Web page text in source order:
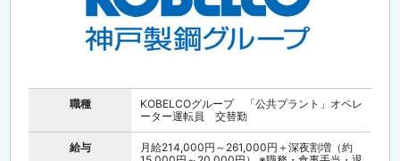
職種
KOBELCOグループ 「公共プラント」オペレ
ーター運転員 交替勤
給与
月給214,000円～261,000円＋深夜割増（約